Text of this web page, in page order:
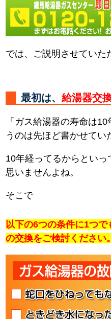
では、ご説明させていた
最初は、給湯器交
「ガス給湯器の寿命は
うのは先ほど書かせてい
10年経ってるからとい
思いませんよね。
そこで
以下の6つの条件に1つ
の交換をご検討ください。